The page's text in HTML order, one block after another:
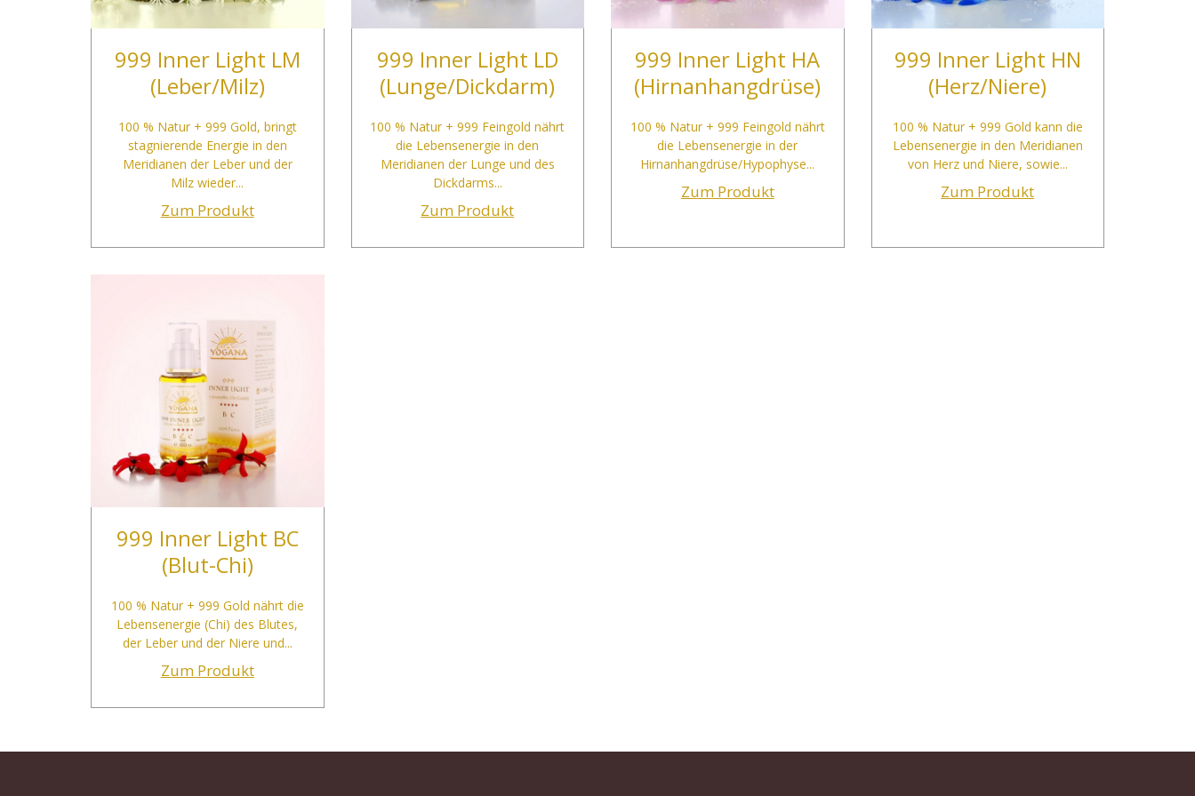
999 Inner Light LM
(Leber/Milz)
100 % Natur + 999 Gold, bringt
stagnierende Energie in den
Meridianen der Leber und der
Milz wieder...
Zum Produkt
999 Inner Light LD
(Lunge/Dickdarm)
100 % Natur + 999 Feingold nährt
die Lebensenergie in den
Meridianen der Lunge und des
Dickdarms...
Zum Produkt
999 Inner Light HA
(Hirnanhangdrüse)
100 % Natur + 999 Feingold nährt
die Lebensenergie in der
Hirnanhangdrüse/Hypophyse...
Zum Produkt
999 Inner Light HN
(Herz/Niere)
100 % Natur + 999 Gold kann die
Lebensenergie in den Meridianen
von Herz und Niere, sowie...
Zum Produkt
999 Inner Light BC
(Blut-Chi)
100 % Natur + 999 Gold nährt die
Lebensenergie (Chi) des Blutes,
der Leber und der Niere und...
Zum Produkt